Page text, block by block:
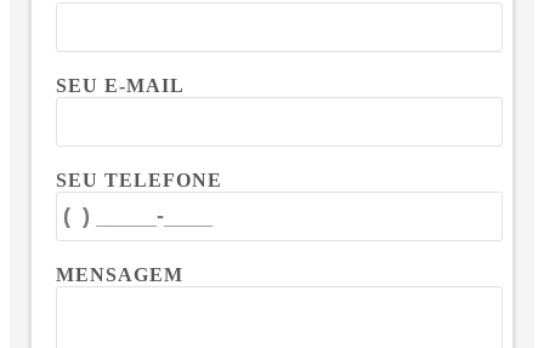
SEU E-MAIL
SEU TELEFONE
MENSAGEM